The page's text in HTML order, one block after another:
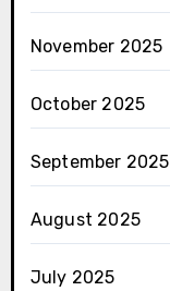
November 2025
October 2025
September 2025
August 2025
July 2025